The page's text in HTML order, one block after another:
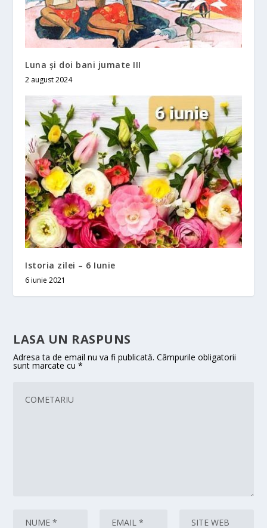
Luna și doi bani jumate III
2 august 2024
Istoria zilei – 6 Iunie
6 iunie 2021
LASA UN RASPUNS
Adresa ta de email nu va fi publicată. Câmpurile obligatorii
sunt marcate cu*